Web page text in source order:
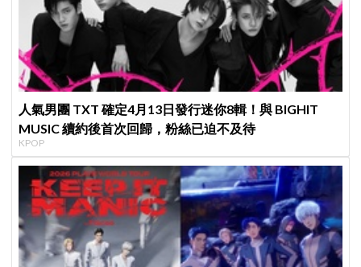
人氣男團 TXT 確定4月13日發行迷你8輯！與 BIGHIT
MUSIC 續約後首次回歸，粉絲已迫不及待
KPOP